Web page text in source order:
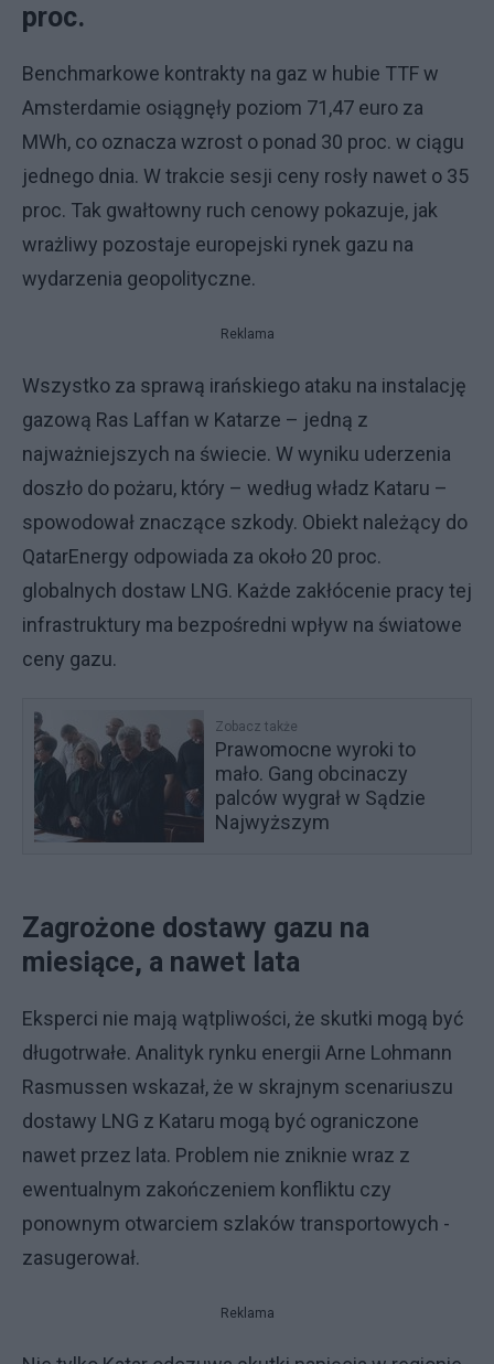
proc.
Benchmarkowe kontrakty na gaz w hubie TTF w
Amsterdamie osiągnęły poziom 71,47 euro za
MWh, co oznacza wzrost o ponad 30 proc. w ciągu
jednego dnia. W trakcie sesji ceny rosły nawet o 35
proc. Tak gwałtowny ruch cenowy pokazuje, jak
wrażliwy pozostaje europejski rynek gazu na
wydarzenia geopolityczne.
Reklama
Wszystko za sprawą irańskiego ataku na instalację
gazową Ras Laffan w Katarze – jedną z
najważniejszych na świecie. W wyniku uderzenia
doszło do pożaru, który – według władz Kataru –
spowodował znaczące szkody. Obiekt należący do
QatarEnergy odpowiada za około 20 proc.
globalnych dostaw LNG. Każde zakłócenie pracy tej
infrastruktury ma bezpośredni wpływ na światowe
ceny gazu.
Zobacz także
Prawomocne wyroki to
mało. Gang obcinaczy
palców wygrał w Sądzie
Najwyższym
Zagrożone dostawy gazu na
miesiące, a nawet lata
Eksperci nie mają wątpliwości, że skutki mogą być
długotrwałe. Analityk rynku energii Arne Lohmann
Rasmussen wskazał, że w skrajnym scenariuszu
dostawy LNG z Kataru mogą być ograniczone
nawet przez lata. Problem nie zniknie wraz z
ewentualnym zakończeniem konfliktu czy
ponownym otwarciem szlaków transportowych -
zasugerował.
Reklama